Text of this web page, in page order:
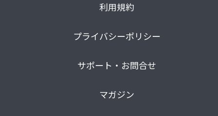
利用規約
プライバシーポリシー
サポート・お問合せ
マガジン